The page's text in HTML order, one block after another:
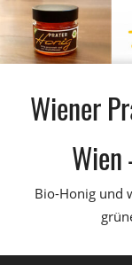
Inhalt
springen
Wiener
Bio-Honig und